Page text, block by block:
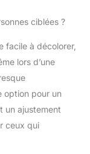
x 6 cm,
la
200
et
de
bandes
ciblées ?
facile à décolorer,
lors d’une
option pour un
un ajustement
ceux qui